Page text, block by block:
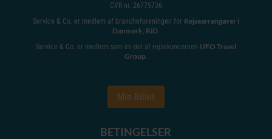
CVR nr. 26775736
Service & Co. er medlem af brancheforeningen for Rejsearrangører i
Danmark, RiD.
Service & Co. er medlem som en del af rejsekoncernen UFO Travel
Group.
Min Billet
BETINGELSER